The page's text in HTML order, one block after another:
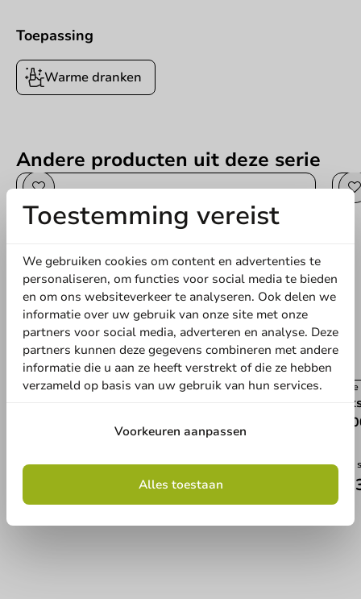
Toepassing
Warme dranken
Andere producten uit deze serie
Best verkocht
1000 stuks
1000
€
Toestemming vereist
We gebruiken cookies om content en advertenties te
personaliseren, om functies voor social media te bieden
en om ons websiteverkeer te analyseren. Ook delen we
informatie over uw gebruik van onze site met onze
partners voor social media, adverteren en analyse. Deze
partners kunnen deze gegevens combineren met andere
informatie die u aan ze heeft verstrekt of die ze hebben
verzameld op basis van uw gebruik van hun services.
Voorkeuren aanpassen
Alles toestaan